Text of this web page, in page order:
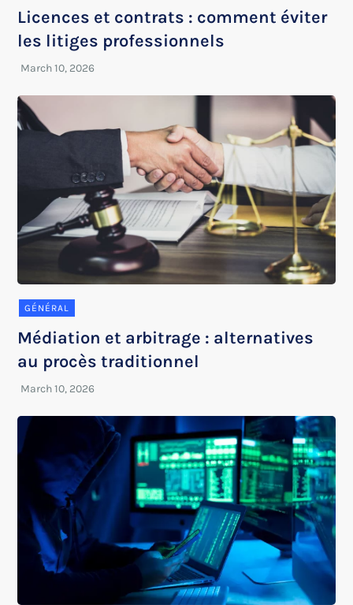
Licences et contrats : comment éviter
les litiges professionnels
GÉNÉRAL
Médiation et arbitrage : alternatives
au procès traditionnel